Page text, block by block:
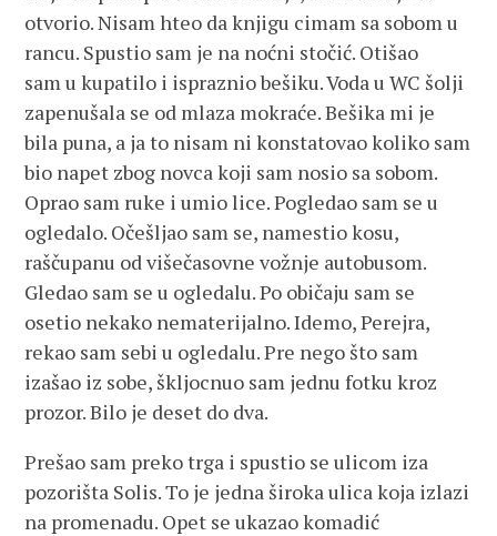
otvorio. Nisam hteo da knjigu cimam sa sobom u
rancu. Spustio sam je na noćni stočić. Otišao
sam u kupatilo i ispraznio bešiku. Voda u WC šolji
zapenušala se od mlaza mokraće. Bešika mi je
bila puna, a ja to nisam ni konstatovao koliko sam
bio napet zbog novca koji sam nosio sa sobom.
Oprao sam ruke i umio lice. Pogledao sam se u
ogledalo. Očešljao sam se, namestio kosu,
raščupanu od višečasovne vožnje autobusom.
Gledao sam se u ogledalu. Po običaju sam se
osetio nekako nematerijalno. Idemo, Perejra,
rekao sam sebi u ogledalu. Pre nego što sam
izašao iz sobe, škljocnuo sam jednu fotku kroz
prozor. Bilo je deset do dva.
Prešao sam preko trga i spustio se ulicom iza
pozorišta Solis. To je jedna široka ulica koja izlazi
na promenadu. Opet se ukazao komadić